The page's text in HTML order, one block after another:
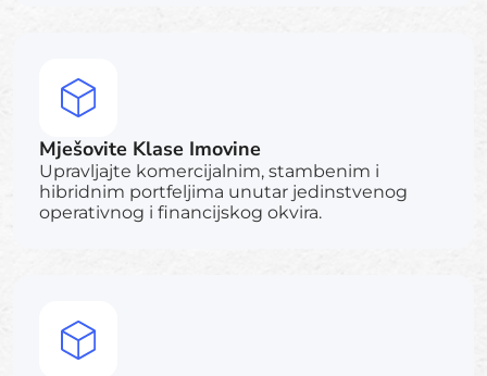
Mješovite Klase Imovine
Upravljajte komercijalnim, stambenim i
hibridnim portfeljima unutar jedinstvenog
operativnog i financijskog okvira.